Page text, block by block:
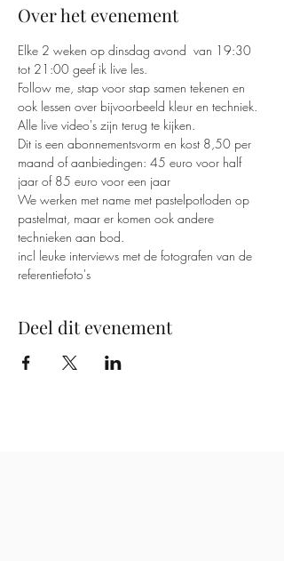
Over het evenement
Elke 2 weken op dinsdag avond  van 19:30
tot 21:00 geef ik live les.
Follow me, stap voor stap samen tekenen en
ook lessen over bijvoorbeeld kleur en techniek.
Alle live video's zijn terug te kijken.
Dit is een abonnementsvorm en kost 8,50 per
maand of aanbiedingen: 45 euro voor half
jaar of 85 euro voor een jaar
We werken met name met pastelpotloden op
pastelmat, maar er komen ook andere
technieken aan bod.
incl leuke interviews met de fotografen van de
referentiefoto's
Deel dit evenement